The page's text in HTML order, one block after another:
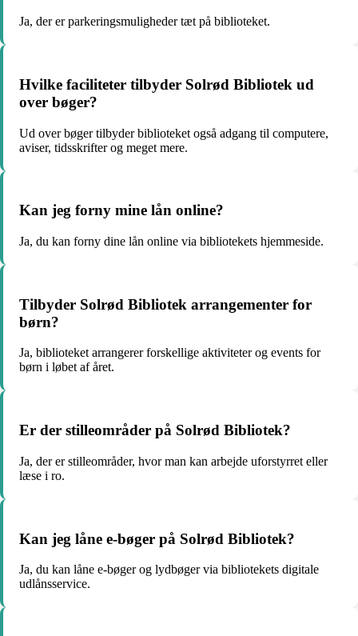
Ja, der er parkeringsmuligheder tæt på biblioteket.
Hvilke faciliteter tilbyder Solrød Bibliotek ud
over bøger?
Ud over bøger tilbyder biblioteket også adgang til computere,
aviser, tidsskrifter og meget mere.
Kan jeg forny mine lån online?
Ja, du kan forny dine lån online via bibliotekets hjemmeside.
Tilbyder Solrød Bibliotek arrangementer for
børn?
Ja, biblioteket arrangerer forskellige aktiviteter og events for
børn i løbet af året.
Er der stilleområder på Solrød Bibliotek?
Ja, der er stilleområder, hvor man kan arbejde uforstyrret eller
læse i ro.
Kan jeg låne e-bøger på Solrød Bibliotek?
Ja, du kan låne e-bøger og lydbøger via bibliotekets digitale
udlånsservice.